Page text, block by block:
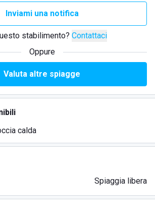
Inviami una notifica
stabilimento? Contattaci
Oppure
Valuta altre spiagge
calda
Spiaggia libera